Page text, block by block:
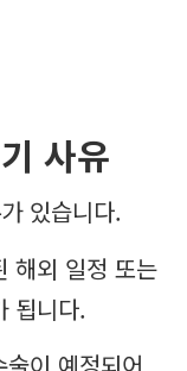
사유
있습니다.
해외 일정 또는
됩니다.
이 예정되어